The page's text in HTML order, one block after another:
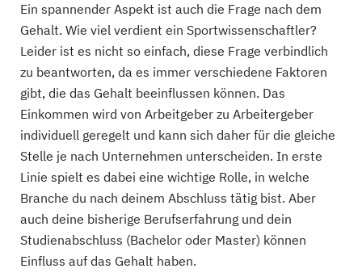
Ein spannender Aspekt ist auch die Frage nach dem
Gehalt. Wie viel verdient ein Sportwissenschaftler?
Leider ist es nicht so einfach, diese Frage verbindlich
zu beantworten, da es immer verschiedene Faktoren
gibt, die das Gehalt beeinflussen können. Das
Einkommen wird von Arbeitgeber zu Arbeitergeber
individuell geregelt und kann sich daher für die gleiche
Stelle je nach Unternehmen unterscheiden. In erste
Linie spielt es dabei eine wichtige Rolle, in welche
Branche du nach deinem Abschluss tätig bist. Aber
auch deine bisherige Berufserfahrung und dein
Studienabschluss (Bachelor oder Master) können
Einfluss auf das Gehalt haben.